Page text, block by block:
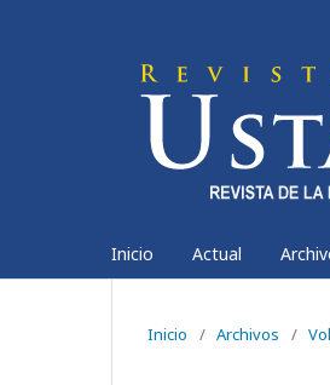
Inicio Actual
Inicio / Archivos /